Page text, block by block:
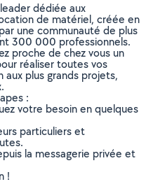
dédiée aux
de matériel, créée en
une communauté de plus
300 000 professionnels.
proche de chez vous un
réaliser toutes vos
plus grands projets,
:
votre besoin en quelques
particuliers et
la messagerie privée et
!